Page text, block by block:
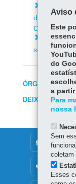
Solicitar
dispositivos
Curitiba
Solicitar
semáforos
ÓRGÃO
DEIXE SUA
DENUNCIE
OUVIDORIA
Aviso
Este
do
a
Para
nossa
Sem
coletam
Esses